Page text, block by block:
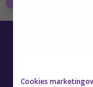
Cookies